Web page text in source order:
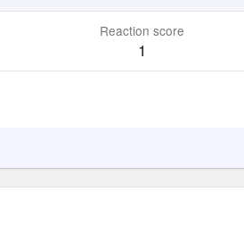
Reaction score
1